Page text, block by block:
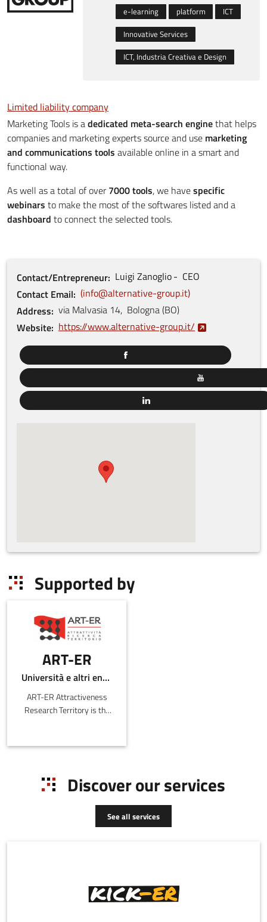
e-learning
platform
ICT
Innovative Services
ICT, Industria Creativa e Design
Limited liability company
Marketing Tools is adedicated meta-search enginethat helps
companies and marketing experts source and use marketing
and communications tools available online in a smart and
functional way.
As well as a total of over7000 tools, we havespecific
webinars to make the most of the softwares listed and a
dashboard to connect the selected tools.
Contact/Entrepreneur Luigi Zanoglio
CEO
Contact Email
info@alternative-group.it
Address via Malvasia 14, Bologna(BO)
Website https://www.alternative-group.it/
Supported by
ART-ER
Università e altri enti pubblici
ART-ER Attractiveness
Research Territory is the
the purpose o
Discover our services
See all services